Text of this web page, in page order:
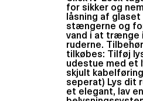
for sikker og
låsning af glaset
stængerne og
vand i at trænge
ruderne.
tilkøbes: Tilføj
udestue med et
skjult
seperat) Lys dit
et elegant, lav